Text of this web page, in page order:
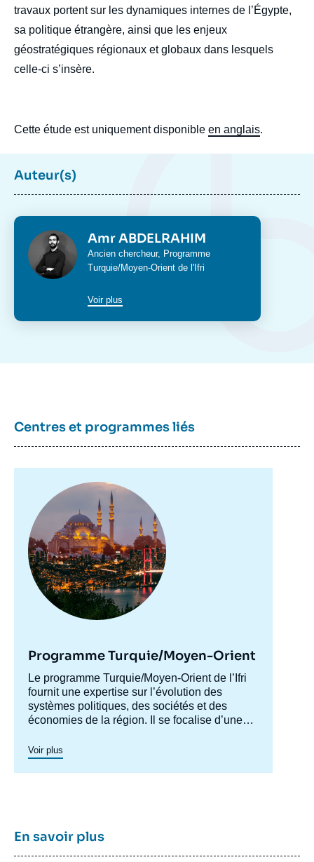
travaux portent sur les dynamiques internes de l’Égypte,
sa politique étrangère, ainsi que les enjeux
géostratégiques régionaux et globaux dans lesquels
celle-ci s’insère.
Cette étude est uniquement disponible en anglais.
Auteur(s)
Photo Amr ABDELRAHIM
Intitulé
du
Ancien chercheur, Programme
Turquie/Moyen-Orient de l'Ifri
Voir plus
Centres et programmes liés
principale
Programme Turquie/Moyen-Orient
Accroche
centre
Le programme Turquie/Moyen-Orient de l’Ifri
fournit une expertise sur l’évolution des
systèmes politiques, des sociétés et des
économies de la région. Il se focalise d’une
(influences turque et iranienne, risque de
morcellement des États de la région,
recompositions diplomatiques), et également
sub-saharienne…).
Voir plus
En savoir plus
de
de
publication
Amr ABDELRAHIM, « Derrière le mirage :